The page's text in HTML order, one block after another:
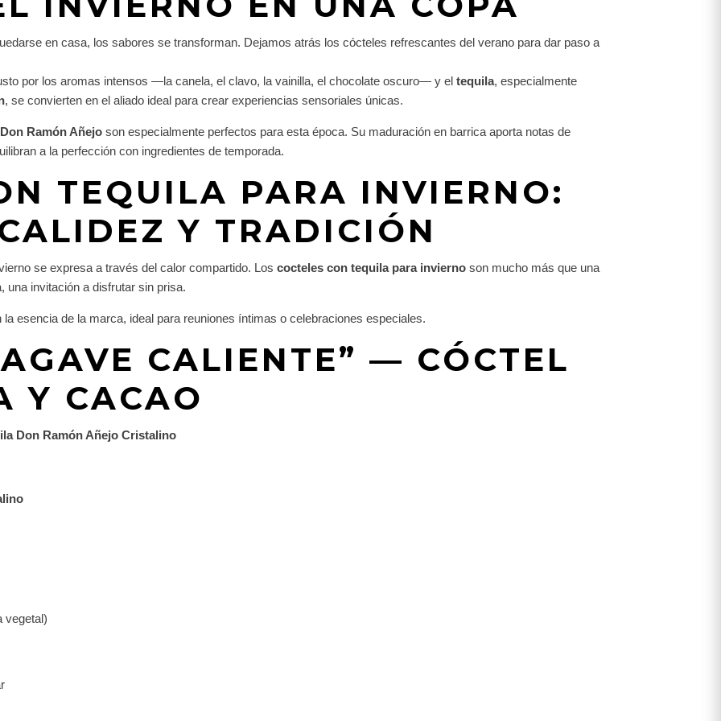
en casa, los sabores se transforman. Dejamos atrás los cócteles refrescantes del verano para dar paso a
por los aromas intensos —la canela, el clavo, la vainilla, el chocolate oscuro— y el tequila, especialmente
, se convierten en el aliado ideal para crear experiencias sensoriales únicas.
Ramón Añejo son especialmente perfectos para esta época. Su maduración en barrica aporta notas de
a la perfección con ingredientes de temporada.
TEQUILA PARA INVIERNO:
Y TRADICIÓN
se expresa a través del calor compartido. Los cocteles con tequila para invierno son mucho más que una
una invitación a disfrutar sin prisa.
esencia de la marca, ideal para reuniones íntimas o celebraciones especiales.
CALIENTE” — CÓCTEL
Y CACAO
Don Ramón Añejo Cristalino
vegetal)